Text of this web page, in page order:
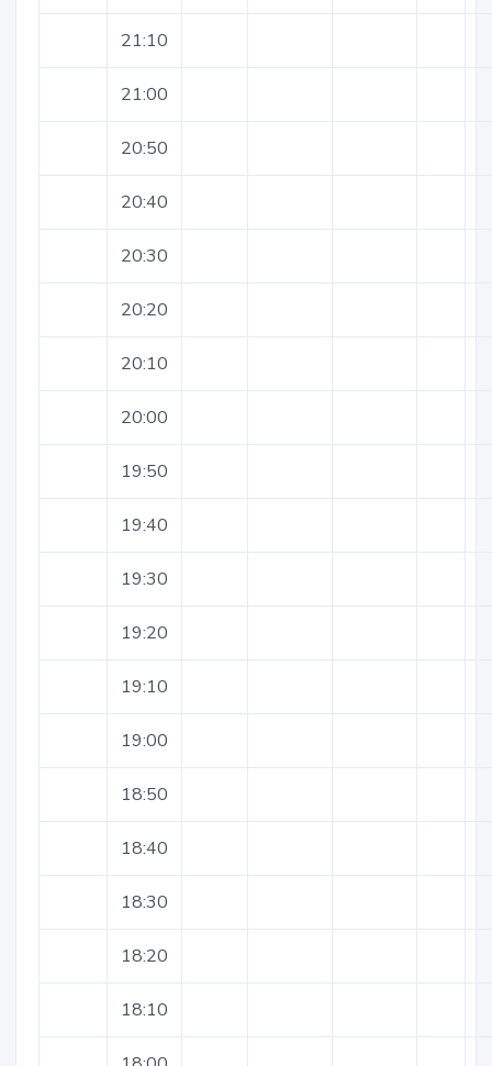
21:10
21:00
20:50
20:40
20:30
20:20
20:10
20:00
19:50
19:40
19:30
19:20
19:10
19:00
18:50
18:40
18:30
18:20
18:10